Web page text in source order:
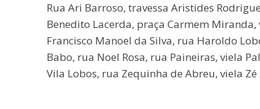
Rua Ari Barroso, travessa Aristides
Benedito Lacerda, praça Carmem
Francisco Manoel da Silva, rua Haroldo
Babo, rua Noel Rosa, rua Paineiras, viela
Vila Lobos, rua Zequinha de Abreu, viela